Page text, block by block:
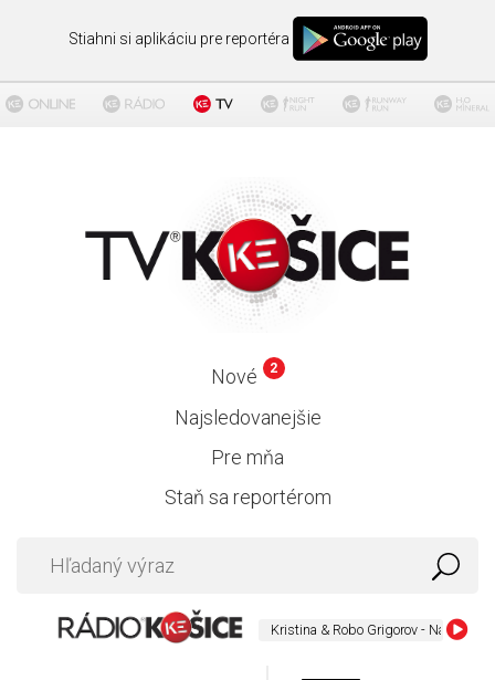
Stiahni si aplikáciu pre reportéra
Nové 2
Najsledovanejšie
Pre mňa
Staň sa reportérom
Kristina & Robo Grigorov - Na vysokej